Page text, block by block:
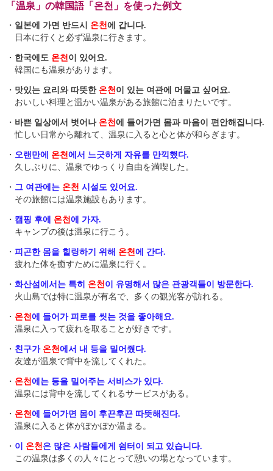
「温泉」の韓国語「온천」を使った例文
・ 일본에 가면 반드시 온천에 갑니다.
日本に行くと必ず温泉に行きます。
・ 한국에도 온천이 있어요.
韓国にも温泉があります。
・ 맛있는 요리와 따뜻한 온천이 있는 여관에 머물고 싶어요.
おいしい料理と温かい温泉がある旅館に泊まりたいです。
・ 바쁜 일상에서 벗어나 온천에 들어가면 몸과 마음이 편안해집니다.
忙しい日常から離れて、温泉に入ると心と体が和らぎます。
・ 오랜만에 온천에서 느긋하게 자유를 만끽했다.
久しぶりに、温泉でゆっくり自由を満喫した。
・ 그 여관에는 온천 시설도 있어요.
その旅館には温泉施設もあります。
・ 캠핑 후에 온천에 가자.
キャンプの後は温泉に行こう。
・ 피곤한 몸을 힐링하기 위해 온천에 간다.
疲れた体を癒すために温泉に行く。
・ 화산섬에서는 특히 온천이 유명해서 많은 관광객들이 방문한다.
火山島では特に温泉が有名で、多くの観光客が訪れる。
・ 온천에 들어가 피로를 씻는 것을 좋아해요.
温泉に入って疲れを取ることが好きです。
・ 친구가 온천에서 내 등을 밀어줬다.
友達が温泉で背中を流してくれた。
・ 온천에는 등을 밀어주는 서비스가 있다.
温泉には背中を流してくれるサービスがある。
・ 온천에 들어가면 몸이 후끈후끈 따뜻해진다.
温泉に入ると体がぽかぽか温まる。
・ 이 온천은 많은 사람들에게 쉼터이 되고 있습니다.
この温泉は多くの人々にとって憩いの場となっています。